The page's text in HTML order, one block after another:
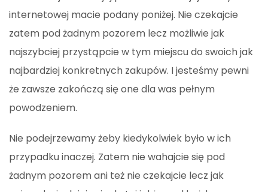
internetowej macie podany poniżej. Nie czekajcie
zatem pod żadnym pozorem lecz możliwie jak
najszybciej przystąpcie w tym miejscu do swoich jak
najbardziej konkretnych zakupów. I jesteśmy pewni
że zawsze zakończą się one dla was pełnym
powodzeniem.
Nie podejrzewamy żeby kiedykolwiek było w ich
przypadku inaczej. Zatem nie wahajcie się pod
żadnym pozorem ani też nie czekajcie lecz jak